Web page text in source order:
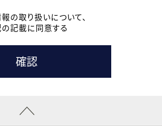
よび本登録時の参考情報として利
れている企業の皆様
答するために利用いたします。
・Ｅメールのいずれかの方法とい
の取り扱いについて、
の記載に同意する